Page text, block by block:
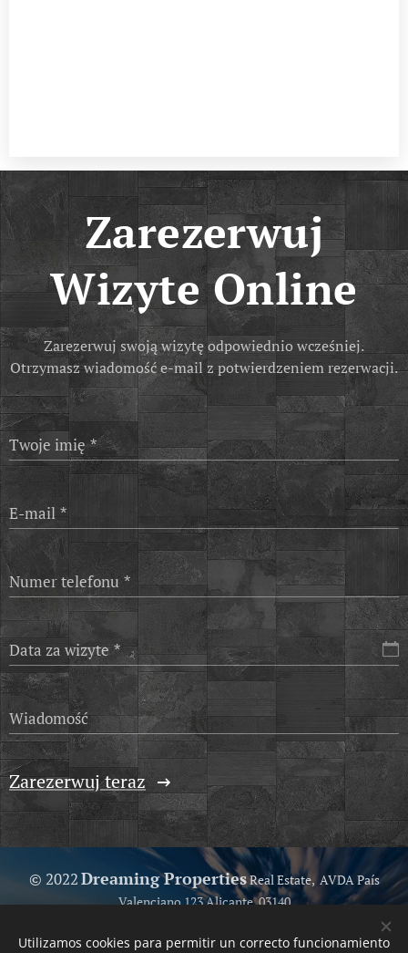
Zarezerwuj
WizyteOnline
Zarezerwuj swoją wizytę odpowiednio wcześniej.
Otrzymasz wiadomość e-mail z potwierdzeniem rezerwacji.
Twoje imię
E-mail
Numer telefonu
Data za wizyte
Wiadomość
Zarezerwuj teraz
© 2022Dreaming PropertiesReal Estate, AVDA País
Valenciano 123 Alicante, 03140
Utilizamos cookies para permitir un correcto funcionamiento